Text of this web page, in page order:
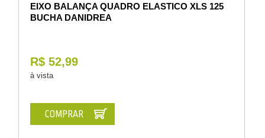
EIXO BALANÇA QUADRO ELASTICO XLS 125
BUCHA DANIDREA
R$ 52,99
à vista
COMPRAR